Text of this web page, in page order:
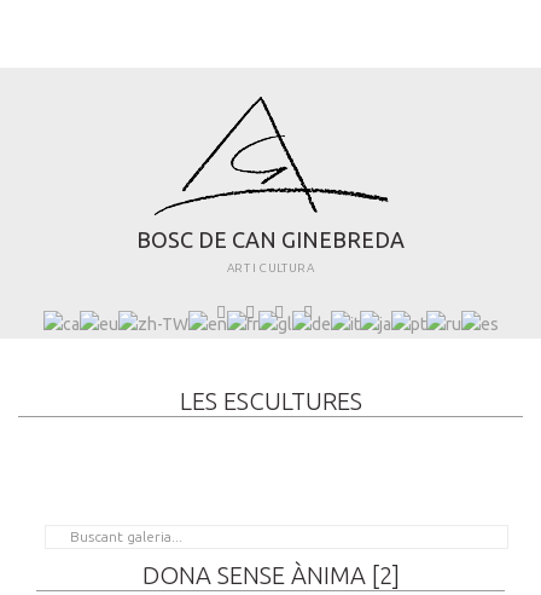
BOSC DE CAN GIN EBREDA
ART I CULTURA
LES ESCULTURES
DONA SENSE ÀNIMA [2]